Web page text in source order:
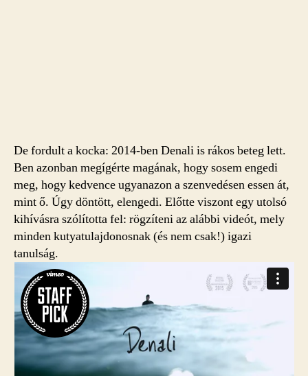
De fordult a kocka: 2014-ben Denali is rákos beteg lett.
Ben azonban megígérte magának, hogy sosem engedi
meg, hogy kedvence ugyanazon a szenvedésen essen át,
mint ő. Úgy döntött, elengedi. Előtte viszont egy utolsó
kihívásra szólította fel: rögzíteni az alábbi videót, mely
minden kutyatulajdonosnak (és nem csak!) igazi
tanulság.